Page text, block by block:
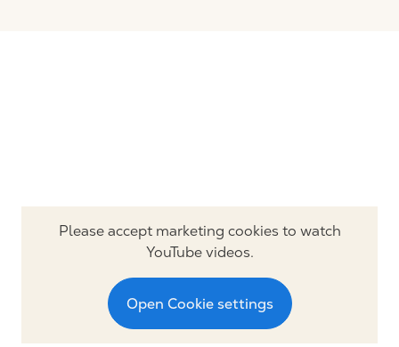
Please accept marketing cookies to watch
YouTube videos.
Open Cookie settings